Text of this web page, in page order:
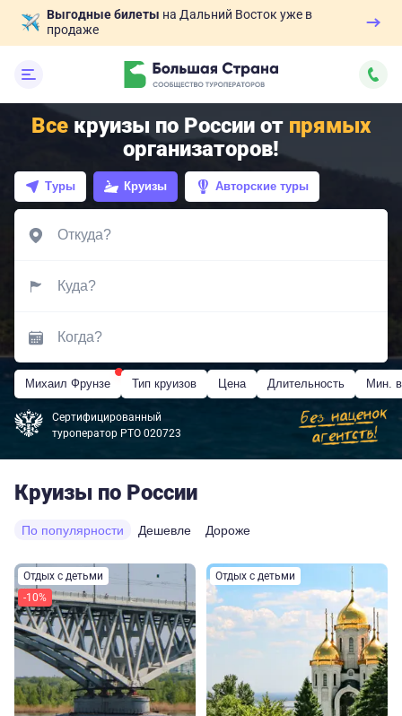
Выгодные билеты на Дальний Восток уже в
продаже
Все круизы по России от прямых
организаторов!
Туры Круизы Авторские туры
Михаил Фрунзе Тип круизов Цена Длительность Мин.
Сертифицированный
туроператор РТО 020723
Круизы по России
По популярности Дешевле Дороже
Отдых с детьми
-10%
Отдых с детьми